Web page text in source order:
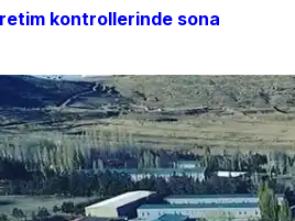
kontrollerinde sona